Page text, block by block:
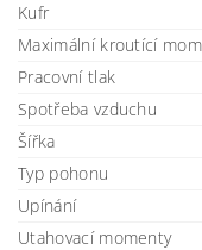
Kufr
Maximální kroutící
Pracovní tlak
Spotřeba vzduchu
Šířka
Typ pohonu
Upínání
Utahovací momenty